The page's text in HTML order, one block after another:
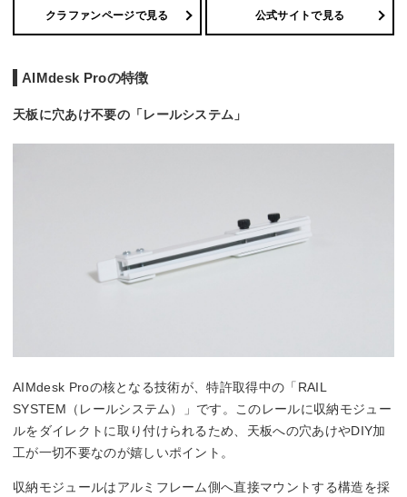
クラファンページで見る 公式サイトで見る
AIMdesk Proの特徴
天板に穴あけ不要の「レールシステム」
AIMdesk Proの核となる技術が、特許取得中の「RAIL
SYSTEM（レールシステム）」です。このレールに収納モジュー
ルをダイレクトに取り付けられるため、天板への穴あけやDIY加
工が一切不要なのが嬉しいポイント。
収納モジュールはアルミフレーム側へ直接マウントする構造を採